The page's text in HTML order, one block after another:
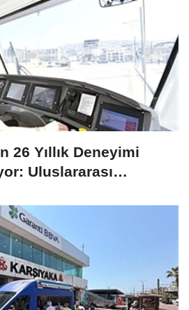
26 Yıllık Deneyimi
Uluslararası